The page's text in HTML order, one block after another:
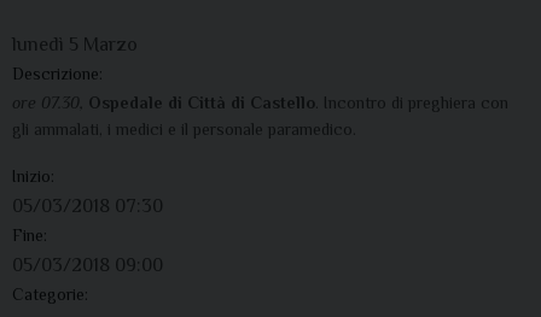
lunedì 5 Marzo
Descrizione:
ore 07.30, Ospedale di Città di Castello . Incontro di preghiera con
gli ammalati, i medici e il personale paramedico.
Inizio:
05/03/2018 07:30
Fine:
05/03/2018 09:00
Categorie: